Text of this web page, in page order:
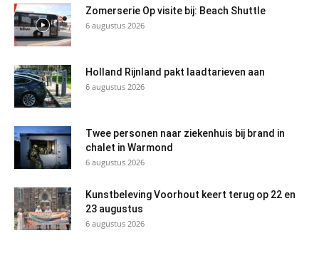
Zomerserie Op visite bij: Beach Shuttle
6 augustus 2026
Holland Rijnland pakt laadtarieven aan
6 augustus 2026
Twee personen naar ziekenhuis bij brand in
chalet in Warmond
6 augustus 2026
Kunstbeleving Voorhout keert terug op 22 en
23 augustus
6 augustus 2026